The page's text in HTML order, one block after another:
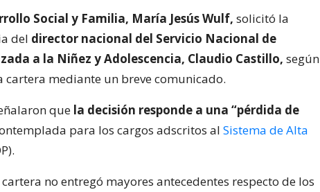
Social y Familia, María Jesús Wulf, solicitó la
del director nacional del Servicio Nacional de
a la Niñez y Adolescencia, Claudio Castillo, según
cartera mediante un breve comunicado.
que la decisión responde a una “pérdida de
para los cargos adscritos al Sistema de Alta
no entregó mayores antecedentes respecto de los